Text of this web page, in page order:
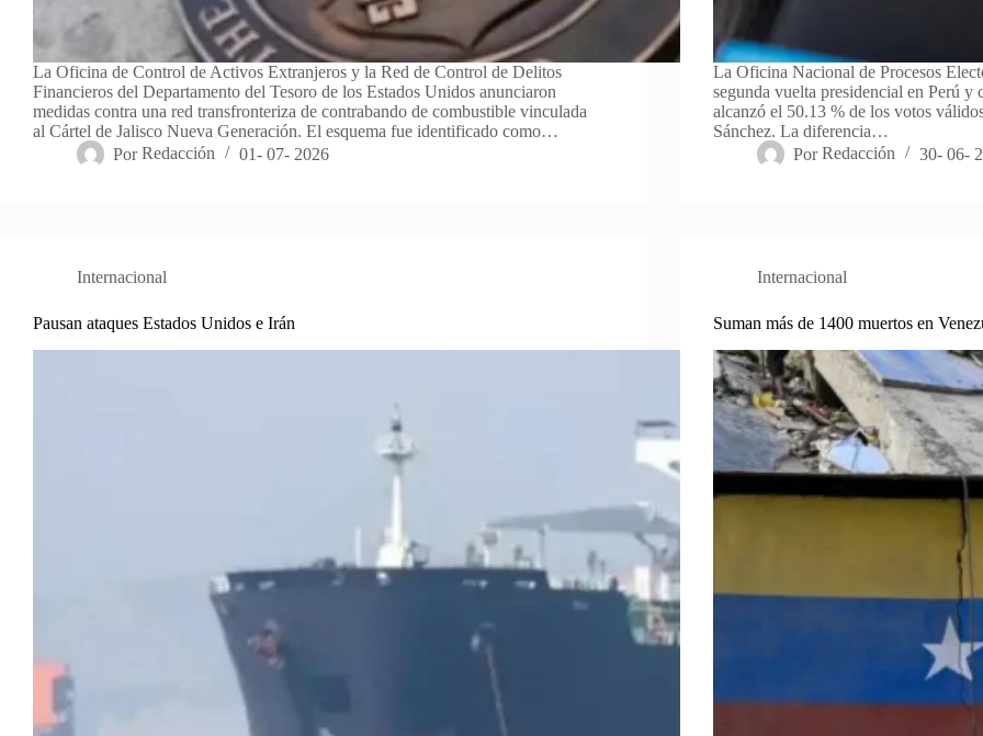
La Oficina de Control de Activos Extranjeros y la Red de Control de Delitos
Financieros del Departamento del Tesoro de los Estados Unidos anunciaron
medidas contra una red transfronteriza de contrabando de combustible vinculada
al Cártel de Jalisco Nueva Generación. El esquema fue identificado como…
Por Redacción 01- 07- 2026
La Oficina Nacional de Procesos
segunda vuelta presidencial en Perú
alcanzó el 50.13 % de los votos
Sánchez. La diferencia…
Por Redacción 30- 06-
Internacional
Pausan ataques Estados Unidos e Irán
Internacional
Suman más de 1400 muertos en